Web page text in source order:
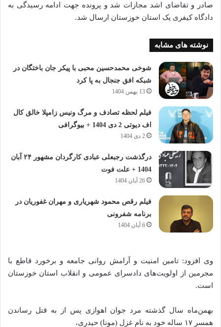
صادر و تقاضای اشد مجازات شد و پرونده جهت ادامه رسیدگی به
دادگاه کیفری یک استان خوزستان ارسال شد.
نوشته های مشابه
شوخی محمدحسین محبی با پیکر جان باختگان در
شبکه افق جنجال به پا کرد
13 بهمن 1404
فیلم لحظه تصادف و مرگ ونیس زامپلا خالق کال
اف دیوتی 2 دی 1404 + بیوگرافی
2 دی 1404
درگذشت رجبعلی عبادی کارگردان مشهور ۲۴ آبان
1404 + علت فوت
26 آبان 1404
فیلم رقص محمود شهریاری و مهران غفوریان در
برنامه شفرونی
6 آبان 1404
وی افزود: تامین امنیت و آرامش روانی جامعه و برخورد قاطع با
مجرمین از اولویت‌های دادسرای عمومی و انقلاب استان خوزستان
است.
بهمن‌ماه سال گذشته مرد جوان اهوازی پس از به قتل رساندن
همسر ۱۷ ساله خود به نام غزل (مونا) حیدری،